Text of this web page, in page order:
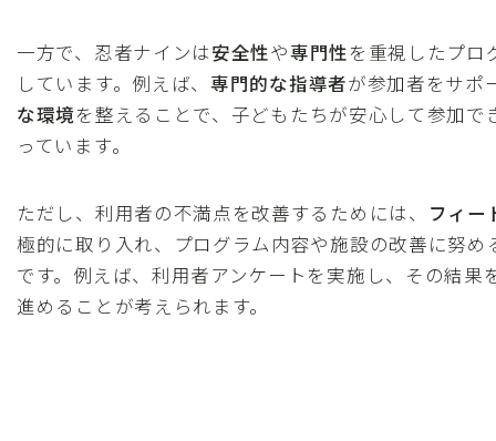
一方で、忍者ナインは安全性や専門性を重視したプロ
しています。例えば、 専門的な指導者が参加者をサポ
な環境を整えることで、子どもたちが安心して参加で
っています。
ただし、利用者の不満点を改善するためには、 フィー
極的に取り入れ、プログラム内容や施設の改善に努め
です。例えば、利用者アンケートを実施し、その結果
進めることが考えられます。